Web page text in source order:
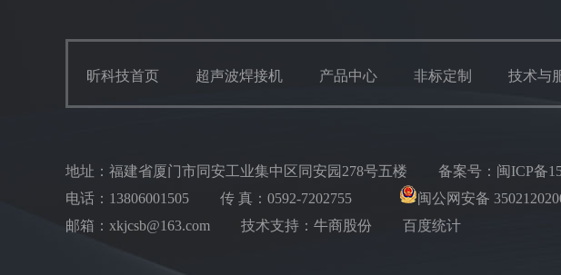
昕科技首页 超声波焊接机 产品中心 非标定制 技术与
地址：福建省厦门市同安工业集中区同安园278号五楼 备案号： 闽ICP备
电话：13806001505
传 真：0592-7202755
闽公网安备
邮箱：xkjcsb@163.com
技术支持：牛商股份 百度统计